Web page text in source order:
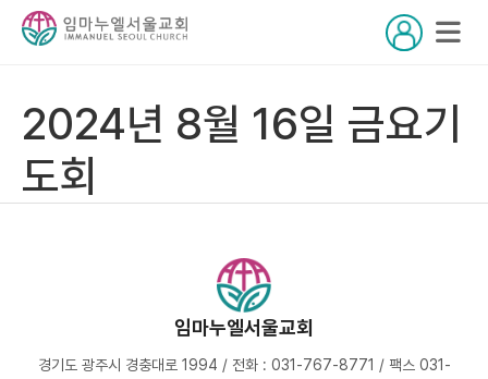
2024년 8월 16일 금요기
도회
임마누엘서울교회
경기도 광주시 경충대로 1994 / 전화 : 031-767-8771 / 팩스 031-